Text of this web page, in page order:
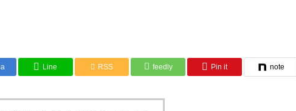
Line RSS feedly Pin it note